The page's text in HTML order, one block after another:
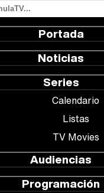
Portada
Noticias
Series
Calendario
Listas
TV Movies
Audiencias
Programación